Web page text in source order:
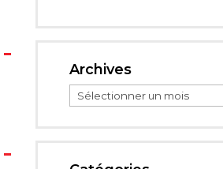
Archives
Archives